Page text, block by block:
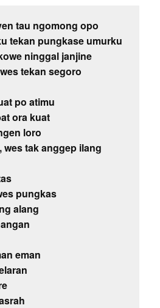
tau ngomong opo
tekan pungkase umurku
ninggal janjine
tekan segoro
po atimu
ora kuat
loro
wes tak anggep ilang
pungkas
alang
eman